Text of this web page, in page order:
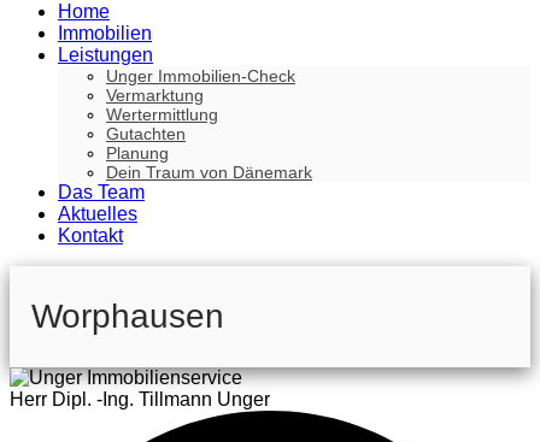
Home
Immobilien
Leistungen
Unger Immobilien-Check
Vermarktung
Wertermittlung
Gutachten
Planung
Dein Traum von Dänemark
Das Team
Aktuelles
Kontakt
Worphausen
Herr Dipl. -Ing. Tillmann Unger